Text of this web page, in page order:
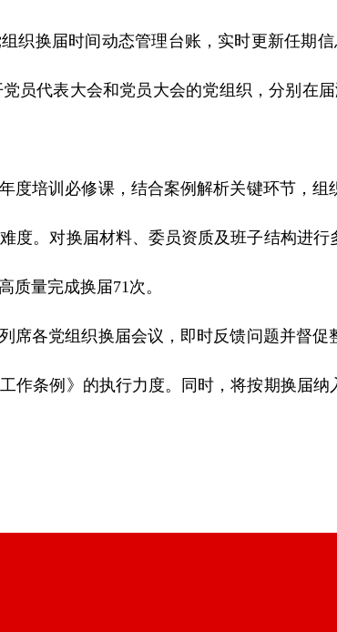
换届时间动态管理台账，实时更新任期
员代表大会和党员大会的党组织，分别在
培训必修课，结合案例解析关键环节，组
度。对换届材料、委员资质及班子结构进
质量完成换届71次。
各党组织换届会议，即时反馈问题并督促
作条例》的执行力度。同时，将按期换届